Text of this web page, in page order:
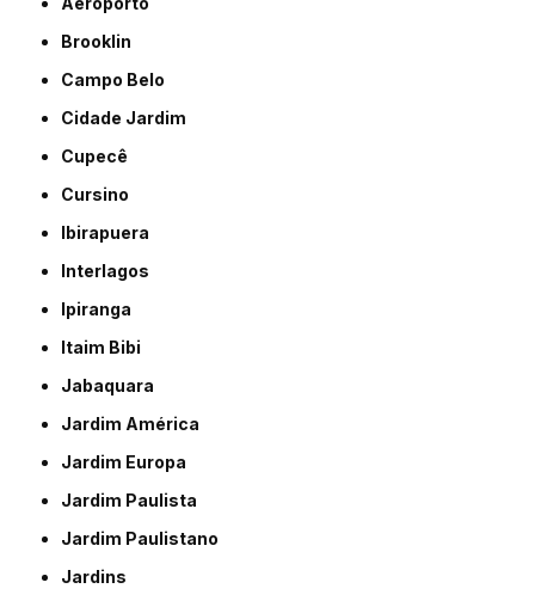
Brooklin
Campo Belo
Cidade Jardim
Cupecê
Cursino
Ibirapuera
Interlagos
Ipiranga
Itaim Bibi
Jabaquara
Jardim América
Jardim Europa
Jardim Paulista
Jardim Paulistano
Jardins